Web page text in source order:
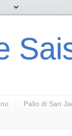
Palio di San